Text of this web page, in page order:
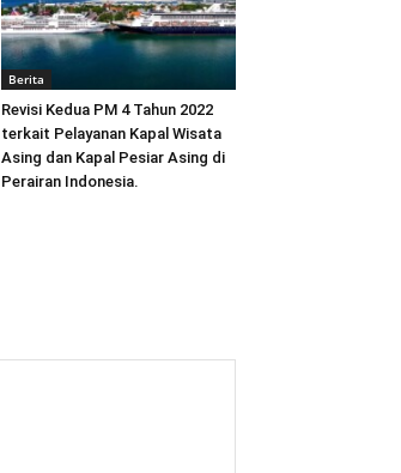
Berita
Revisi Kedua PM 4 Tahun 2022
terkait Pelayanan Kapal Wisata
Asing dan Kapal Pesiar Asing di
Perairan Indonesia.